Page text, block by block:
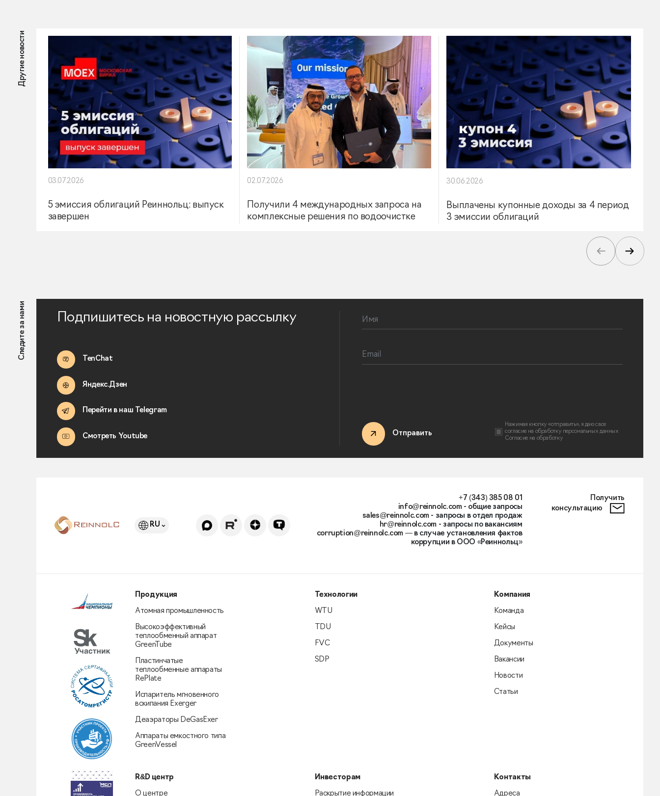
Другие новости
03.07.2026
5 эмиссия облигаций Реиннольц: выпуск
завершен
02.07.2026
Получили 4 международных запроса на
комплексные решения по водоочистке
30.06.2026
Выплачены купонные доходы за 4 период
3 эмиссии облигаций
Следите за нами Подпишитесь на новостную рассылку
TenChat
Яндекс.Дзен
Перейти в наш Telegram
Смотреть Youtube Отправить
Нажимая кнопку «отправить», я даю свое
согласие на обработку персональных данных
Согласие на обработку
RU
+7 (343) 385 08 01
info@reinnolc.com- общие запросы
sales@reinnolc.com- запросы в отдел продаж
hr@reinnolc.com - запросы по вакансиям
corruption@reinnolc.com — в случае установления фактов
коррупции в ООО «Реиннольц»
Получить
консультацию
Продукция
Атомная промышленность
Высокоэффективный
теплообменный аппарат
GreenTube
Пластинчатые
теплообменные аппараты
RePlate
Испаритель мгновенного
вскипания Exerger
Деаэраторы DeGasExer
Аппараты емкостного типа
GreenVessel
Технологии
WTU
TDU
FVC
SDP
Компания
Команда
Кейсы
Документы
Вакансии
Новости
Статьи
R&D центр
О центре
Инвесторам
Раскрытие информации
Контакты
Адреса